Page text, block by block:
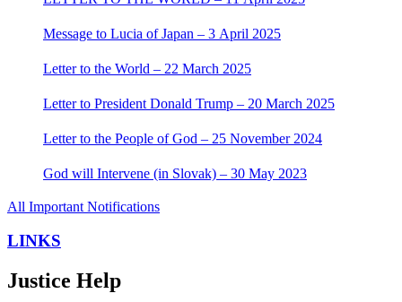
Message to Lucia of Japan – 3 April 2025
Letter to the World – 22 March 2025
Letter to President Donald Trump – 20 March 2025
Letter to the People of God – 25 November 2024
God will Intervene (in Slovak) – 30 May 2023
All Important Notifications
LINKS
Justice Help